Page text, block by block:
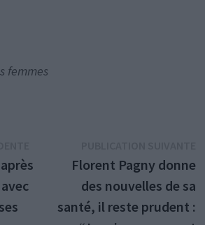
femmes
précédente :Florent Pagny donne
des nouvelles de sa
santé, il reste prudent :